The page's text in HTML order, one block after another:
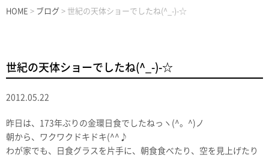
HOME > ブログ > 世紀の天体ショーでしたね(^_-)-☆
世紀の天体ショーでしたね(^_-)-☆
2012.05.22
昨日は、173年ぶりの金環日食でしたねっヽ(^。^)ノ
朝から、ワクワクドキドキ(^^♪
わが家でも、日食グラスを片手に、朝食食べたり、空を見上げたり